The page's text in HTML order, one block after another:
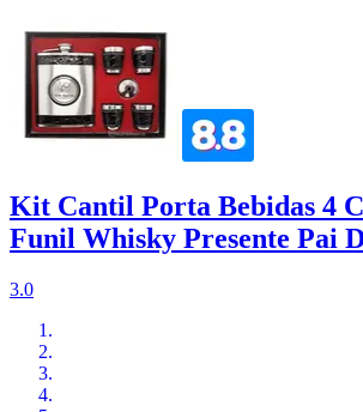
Kit Cantil Porta Bebidas 4
Funil Whisky Presente Pai
3.0